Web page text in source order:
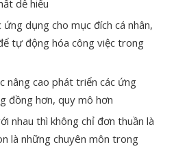
dễ hiểu
dụng cho mục đích cá nhân,
tự động hóa công việc trong
nâng cao phát triển các ứng
đồng hơn, quy mô hơn
nhau thì không chỉ đơn thuần là
là những chuyên môn trong